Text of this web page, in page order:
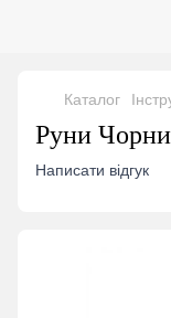
Каталог
Руни
Написати відгук